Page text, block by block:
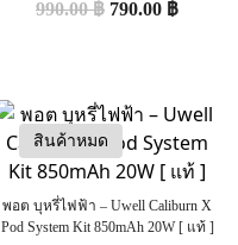
990.00฿ 790.00 ฿
สินค้าหมด
พอต บุหรี่ไฟฟ้า – Uwell Caliburn X
Pod System Kit 850mAh 20W [ แท้ ]